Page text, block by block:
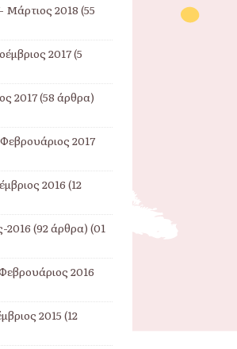
Μάρτιος 2018 (55
2017(5
2017(58 άρθρα)
2017
2016(12
2016 (92 άρθρα) (01
2016
2015(12